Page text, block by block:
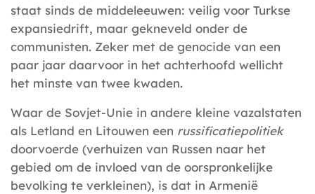
staat sinds de middeleeuwen: veilig voor Turkse
expansiedrift, maar gekneveld onder de
communisten. Zeker met de genocide van een
paar jaar daarvoor in het achterhoofd wellicht
het minste van twee kwaden.
Waar de Sovjet-Unie in andere kleine vazalstaten
als Letland en Litouwen een russificatiepolitiek
doorvoerde (verhuizen van Russen naar het
gebied om de invloed van de oorspronkelijke
bevolking te verkleinen), is dat in Armenië